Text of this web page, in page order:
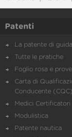
Patenti
La patente di guida
Tutte le pratiche
Foglio rosa e prove
Carta di
Conducente (CQC)
Medici
Modulistica
Patente nautica